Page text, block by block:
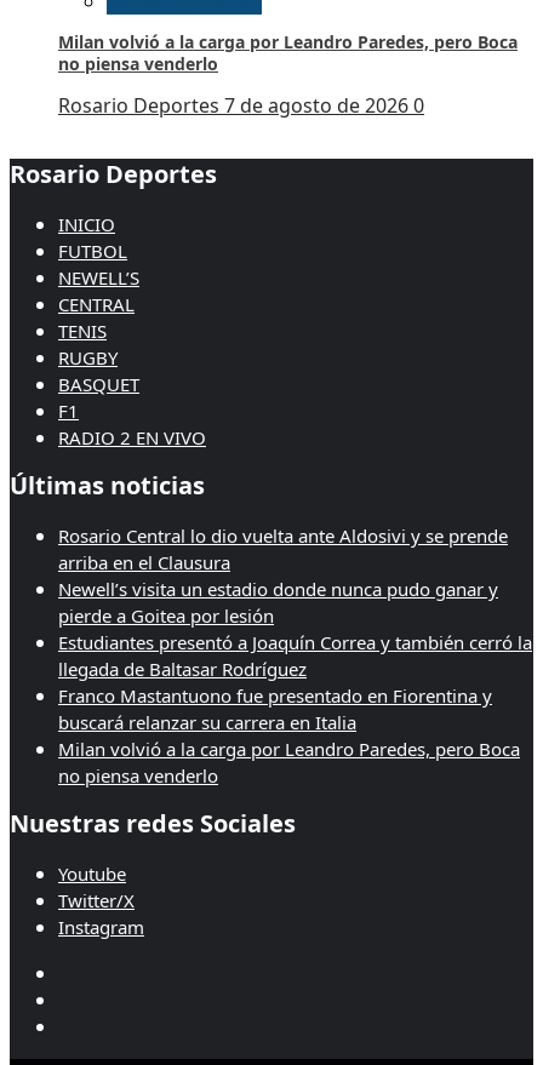
Milan volvió a la carga por Leandro Paredes, pero Boca
no piensa venderlo
Rosario Deportes 7 de agosto de 20260
Rosario Deportes
INICIO
FUTBOL
NEWELL’S
CENTRAL
TENIS
RUGBY
BASQUET
F1
RADIO 2 EN VIVO
Últimas noticias
Rosario Central lo dio vuelta ante Aldosivi y se prende
arriba en el Clausura
Newell’s visita un estadio donde nunca pudo ganar y
pierde a Goitea por lesión
Estudiantes presentó a Joaquín Correa y también cerró la
llegada de Baltasar Rodríguez
Franco Mastantuono fue presentado en Fiorentina y
buscará relanzar su carrera en Italia
Milan volvió a la carga por Leandro Paredes, pero Boca
no piensa venderlo
Nuestras redes Sociales
Youtube
Twitter/X
Instagram